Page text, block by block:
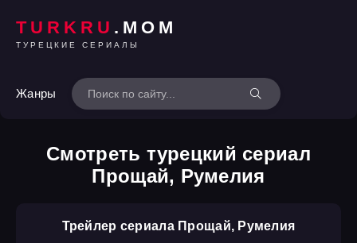
TURKRU .MOM
ТУРЕЦКИЕ СЕРИАЛЫ
Жанры
Смотреть турецкий сериал
Прощай, Румелия
Трейлер сериала Прощай, Румелия